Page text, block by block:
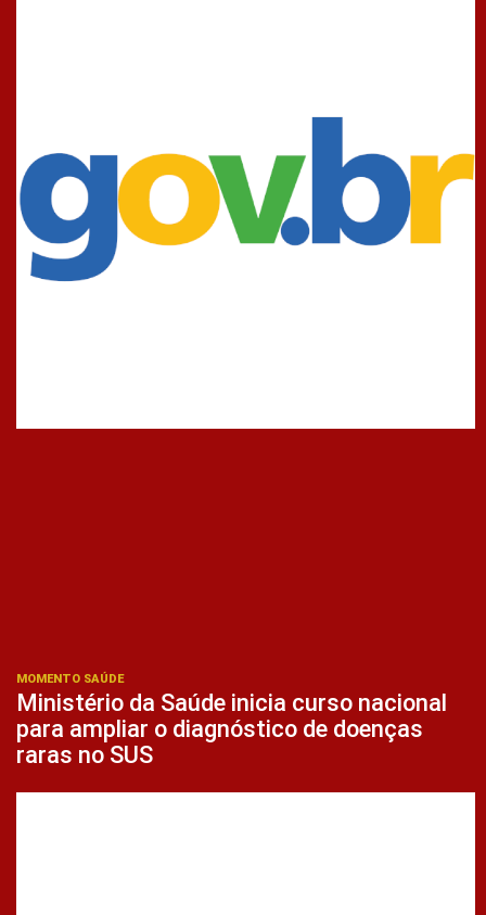
MOMENTO SAÚDE
Ministério da Saúde inicia curso nacional
para ampliar o diagnóstico de doenças
raras no SUS